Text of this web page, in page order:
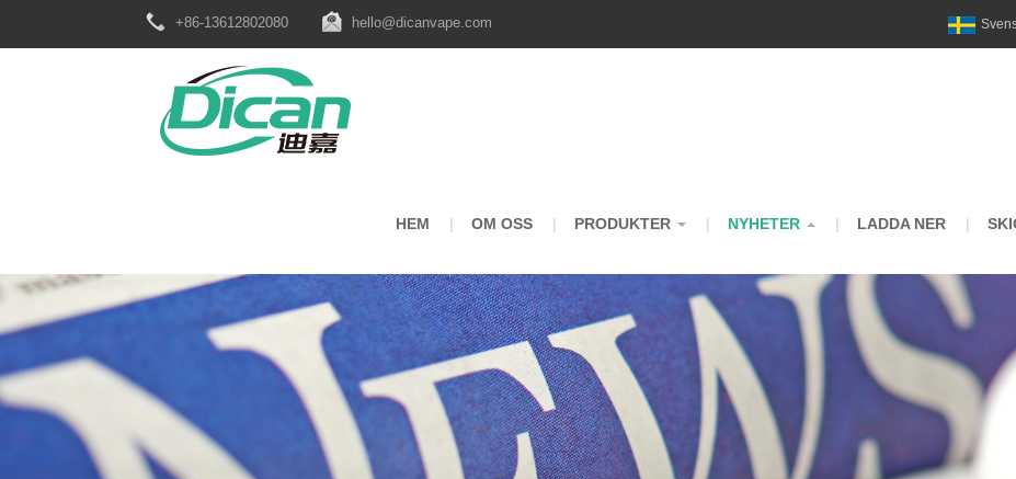
+86-13612802080 hello@dicanvape.com
HEM OM OSS PRODUKTER NYHETER LADDA NER